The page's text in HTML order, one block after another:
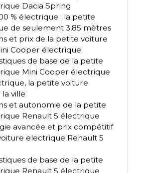
Dacia Spring
% électrique : la petite
de seulement 3,85 mètres
et prix de la petite voiture
Cooper électrique
de base de la petite
Mini Cooper électrique
la petite voiture
ville
et autonomie de la petite
Renault 5 électrique
avancée et prix compétitif
electrique Renault 5
de base de la petite
Renault 5 électrique